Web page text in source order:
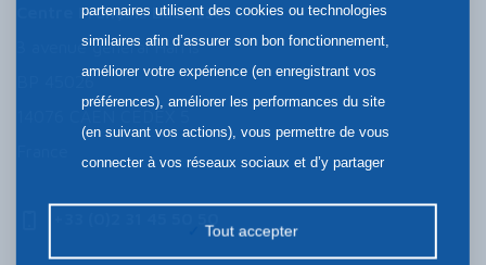
Centre François Baclesse
3 avenue général Harris
BP 45026
14076 CAEN CEDEX 5
partenaires utilisent des cookies ou technologies
similaires afin d’assurer son bon fonctionnement,
améliorer votre expérience (en enregistrant vos
préférences), améliorer les performances du site
(en suivant vos actions), vous permettre de vous
connecter à vos réseaux sociaux et d’y partager
la publicité personnalisée sur notre site ou ceux de
nos partenaires. Certains traceurs non classés
Tout accepter